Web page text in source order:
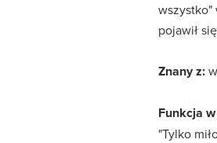
wszystko"
pojawił
Znany z:
Funkcja
"Tylko